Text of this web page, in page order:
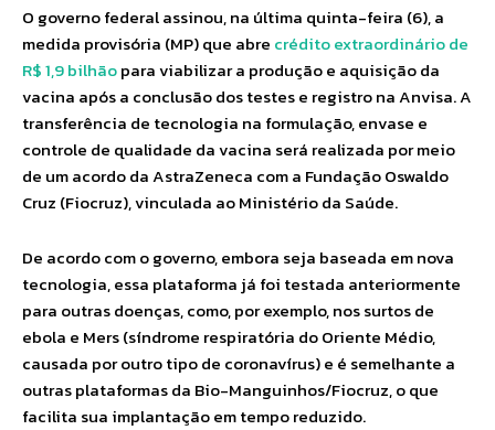
O governo federal assinou, na última quinta-feira (6), a
medida provisória (MP) que abre crédito extraordinário de
R$ 1,9 bilhãopara viabilizar a produção e aquisição da
vacina após a conclusão dos testes e registro na Anvisa. A
transferência de tecnologia na formulação, envase e
controle de qualidade da vacina será realizada por meio
de um acordo da AstraZeneca com a Fundação Oswaldo
Cruz (Fiocruz), vinculada ao Ministério da Saúde.
De acordo com o governo, embora seja baseada em nova
tecnologia, essa plataforma já foi testada anteriormente
para outras doenças, como, por exemplo, nos surtos de
ebola e Mers (síndrome respiratória do Oriente Médio,
causada por outro tipo de coronavírus) e é semelhante a
outras plataformas da Bio-Manguinhos/Fiocruz, o que
facilita sua implantação em tempo reduzido.